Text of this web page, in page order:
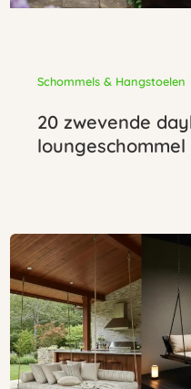
Schommels & Hangstoelen
20 zwevende